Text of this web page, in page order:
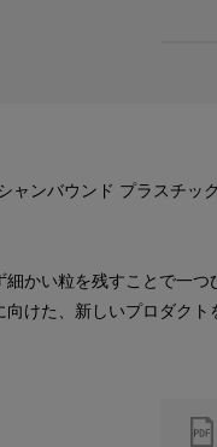
ンバウンド プラスチッ
かい粒を残すことで一
けた、新しいプロダクト